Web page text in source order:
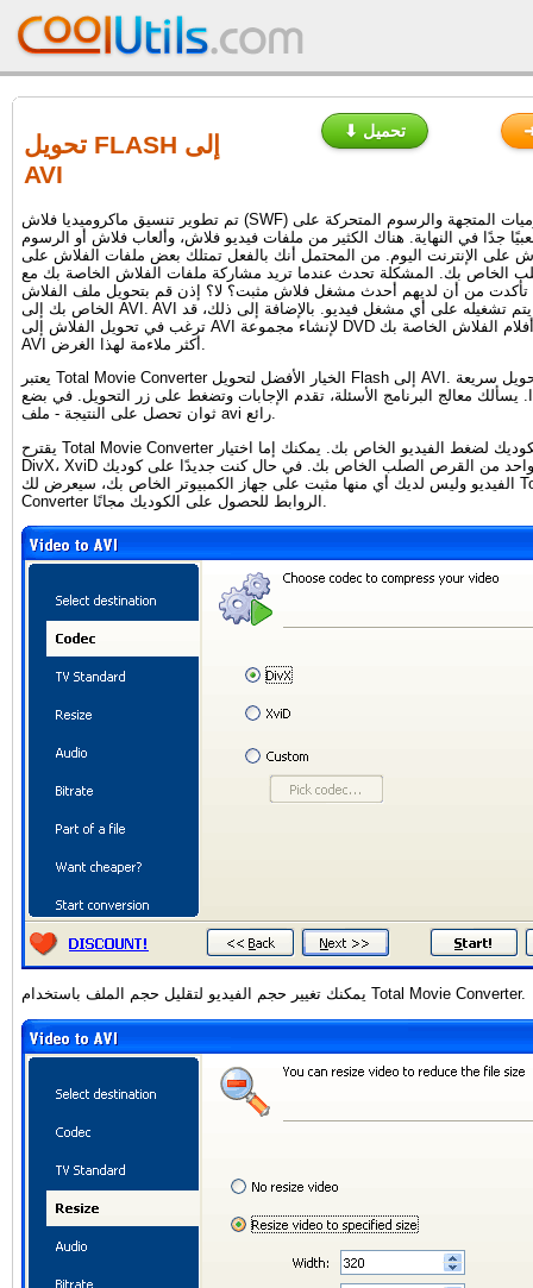
تحويل FLASH إلى
AVI
⬇ تحميل
تم تطوير تنسيق ماكروميديا فلاش (SWF) لتوفير الرسوميات المتجهة والرسوم المتحركة على
جدًا في النهاية. هناك الكثير من ملفات فيديو فلاش، وألعاب فلاش أو الرسوم
على الإنترنت اليوم. من المحتمل أنك بالفعل تمتلك بعض ملفات الفلاش على
الخاص بك. المشكلة تحدث عندما تريد مشاركة ملفات الفلاش الخاصة بك مع
من أن لديهم أحدث مشغل فلاش مثبت؟ لا؟ إذن قم بتحويل ملف الفلاش
الخاص بك إلى AVI. AVI مضمون أن يتم تشغيله على أي مشغل فيديو. بالإضافة إلى ذلك، قد
ترغب في تحويل الفلاش إلى AVI لإنشاء مجموعة DVD الخاصة بك من أفلام الفلاش الخاصة بك.
AVI أكثر ملاءمة لهذا الغرض.
يعتبر Total Movie Converter الخيار الأفضل لتحويل Flash إلى AVI. عملية التحويل سريعة
يسألك معالج البرنامج الأسئلة، تقدم الإجابات وتضغط على زر التحويل. في بضع
ثوان تحصل على النتيجة - ملف avi رائع.
يقترح Total Movie Converter عليك اختيار الكوديك لضغط الفيديو الخاص بك. يمكنك إما اختيار
DivX، XviD أو حتى اختيار واحد من القرص الصلب الخاص بك. في حال كنت جديدًا على كوديك
الفيديو وليس لديك أي منها مثبت على جهاز الكمبيوتر الخاص بك، سيعرض لك Total Movie
يمكنك تغيير حجم الفيديو لتقليل حجم الملف باستخدام Total Movie Converter.